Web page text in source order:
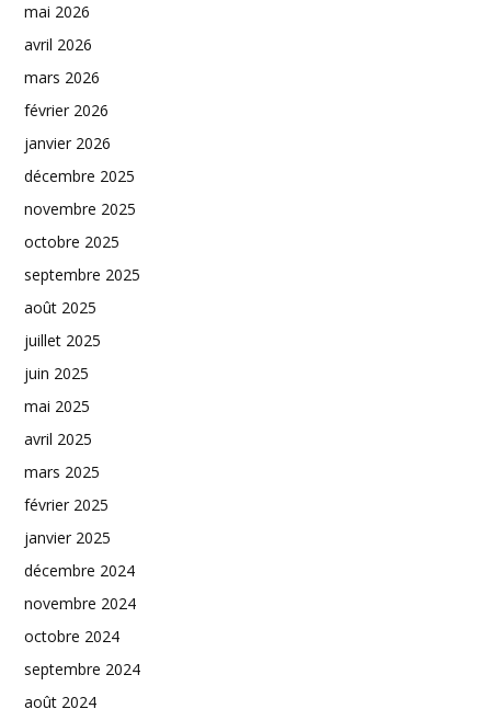
mai 2026
avril 2026
mars 2026
février 2026
janvier 2026
décembre 2025
novembre 2025
octobre 2025
septembre 2025
août 2025
juillet 2025
juin 2025
mai 2025
avril 2025
mars 2025
février 2025
janvier 2025
décembre 2024
novembre 2024
octobre 2024
septembre 2024
août 2024